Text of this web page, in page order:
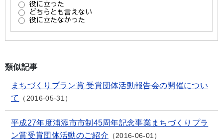
類似記事
まちづくりプラン賞 受賞団体活動報告会の開催につい
て
2016-05-31
平成27年度浦添市市制45周年記念事業まちづくりプラ
ン賞受賞団体活動のご紹介
2016-06-01